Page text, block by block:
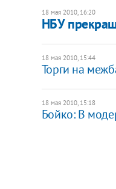
18 мая 2010, 16:20
НБУ
18 мая 2010, 15:44
Торги на
18 мая 2010, 15:18
Бойко: В